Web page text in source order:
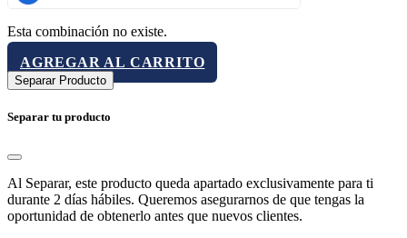
Esta combinación no existe.
AGREGAR AL CARRITO
Separar Producto
Separar tu producto
Al Separar, este producto queda apartado exclusivamente para ti
durante 2 días hábiles. Queremos asegurarnos de que tengas la
oportunidad de obtenerlo antes que nuevos clientes.